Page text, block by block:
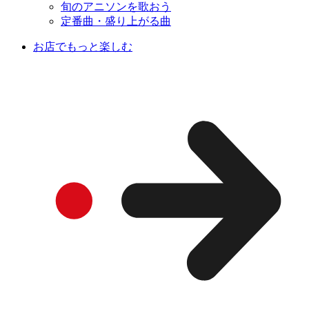
旬のアニソンを歌おう
定番曲・盛り上がる曲
お店でもっと楽しむ